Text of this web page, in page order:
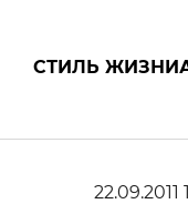
СТИЛЬ ЖИЗНИ
22.09.2011